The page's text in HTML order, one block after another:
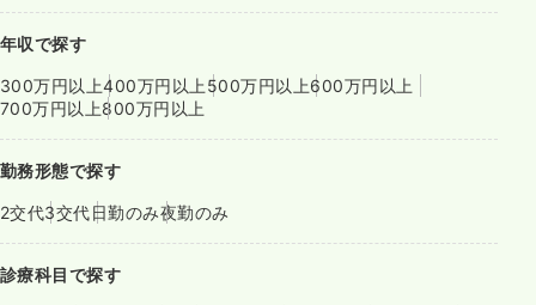
年収で探す
300万円以上400万円以上 500万円以上600万円以上
700万円以上800万円以上
勤務形態で探す
2交代3交代日勤のみ夜勤のみ
診療科目で探す